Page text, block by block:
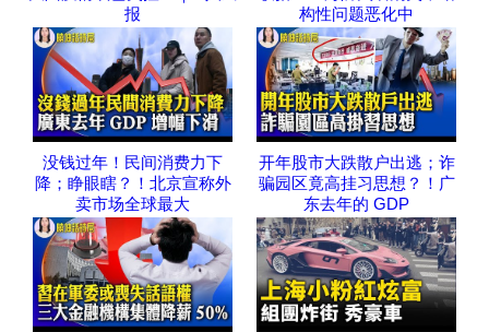
报
构性问题恶化中
没钱过年！民间消费力下
降；睁眼瞎？！北京宣称外
卖市场全球最大
开年股市大跌散户出逃；诈
骗园区竟高挂习思想？！广
东去年的 GDP